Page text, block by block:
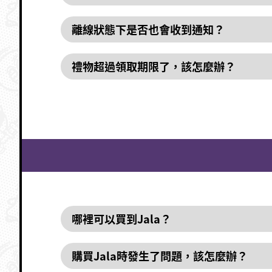
離線狀態下是否也會收到通知？
禮物超過領取期限了，該怎麼辦？
哪裡可以買到Jala？
購買Jala時發生了問題，該怎麼辦？